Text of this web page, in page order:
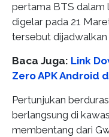
pertama BTS dalam
digelar pada 21
tersebut dijadwalkan
Baca Juga: Link
Zero APK Android
Pertunjukan
berlangsung di
membentang dari